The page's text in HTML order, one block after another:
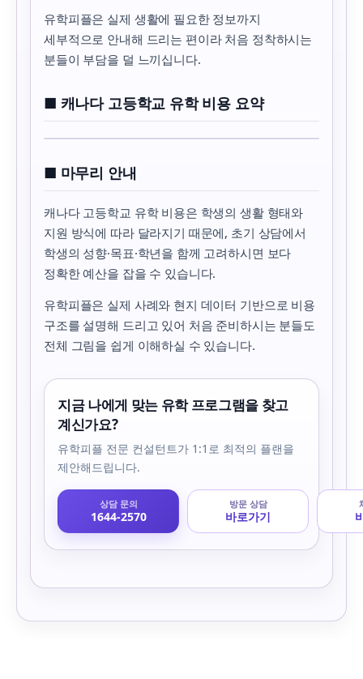
유학피플은 실제 생활에 필요한 정보까지
세부적으로 안내해 드리는 편이라 처음 정착하시는
분들이 부담을 덜 느끼십니다.
■ 캐나다 고등학교 유학 비용 요약
■ 마무리 안내
캐나다 고등학교 유학 비용은 학생의 생활 형태와
지원 방식에 따라 달라지기 때문에, 초기 상담에서
학생의 성향·목표·학년을 함께 고려하시면 보다
정확한 예산을 잡을 수 있습니다.
유학피플은 실제 사례와 현지 데이터 기반으로 비용
구조를 설명해 드리고 있어 처음 준비하시는 분들도
전체 그림을 쉽게 이해하실 수 있습니다.
지금 나에게 맞는 유학 프로그램을 찾고
계신가요?
유학피플 전문 컨설턴트가 1:1로 최적의 플랜을
제안해드립니다.
상담 문의
1644-2570
방문 상담
바로가기